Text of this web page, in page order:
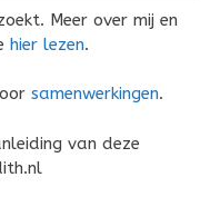
Meer over mij en
hier lezen.
samenwerkingen.
van deze